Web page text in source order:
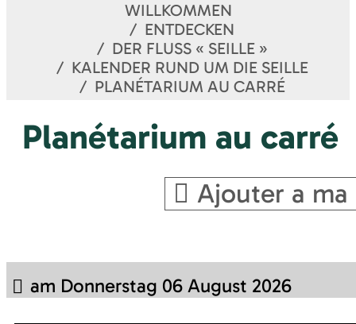
WILLKOMMEN
ENTDECKEN
DER FLUSS « SEILLE »
KALENDER RUND UM DIE SEILLE
PLANÉTARIUM AU CARRÉ
Planétarium au carré
Ajouter a
am Donnerstag 06 August 2026